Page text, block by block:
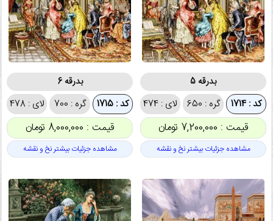
بدرقه 5
کد : 1714 گره : 650 لای : 474
قیمت : 7,200,000 تومان
مشاهده جزئیات بیشتر نخ و نقشه
بدرقه 6
کد : 1715 گره : 700 لای : 478
قیمت : 8,000,000 تومان
مشاهده جزئیات بیشتر نخ و نقشه